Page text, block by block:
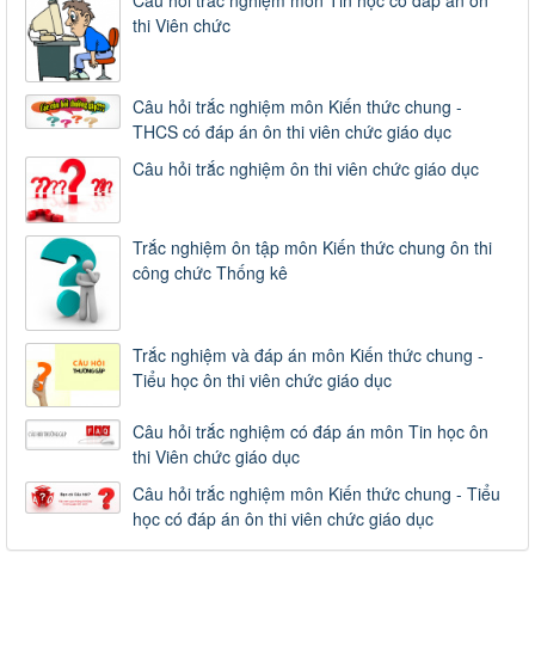
thi Viên chức
Câu hỏi trắc nghiệm môn Kiến thức chung -
THCS có đáp án ôn thi viên chức giáo dục
Câu hỏi trắc nghiệm ôn thi viên chức giáo dục
Trắc nghiệm ôn tập môn Kiến thức chung ôn thi
công chức Thống kê
Trắc nghiệm và đáp án môn Kiến thức chung -
Tiểu học ôn thi viên chức giáo dục
Câu hỏi trắc nghiệm có đáp án môn Tin học ôn
thi Viên chức giáo dục
Câu hỏi trắc nghiệm môn Kiến thức chung - Tiểu
học có đáp án ôn thi viên chức giáo dục